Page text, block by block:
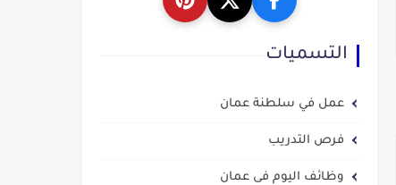
التسميات
عمل في سلطنة عمان
فرص التدريب
وظائف اليوم فى عمان